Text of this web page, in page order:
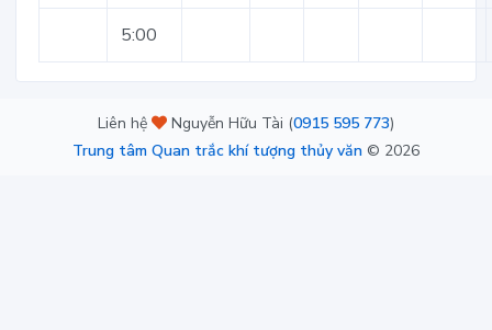
5:00
Liên hệ Nguyễn Hữu Tài (0915 595 773)
Trung tâm Quan trắc khí tượng thủy văn © 2026